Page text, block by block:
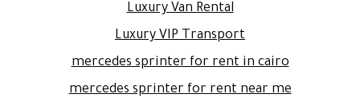
Luxury Van Rental
Luxury VIP Transport
mercedes sprinter for rent in cairo
mercedes sprinter for rent near me